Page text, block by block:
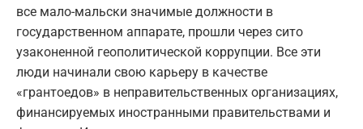
все мало-мальски значимые должности в
государственном аппарате, прошли через сито
узаконенной геополитической коррупции. Все эти
люди начинали свою карьеру в качестве
«грантоедов» в неправительственных организациях,
финансируемых иностранными правительствами и